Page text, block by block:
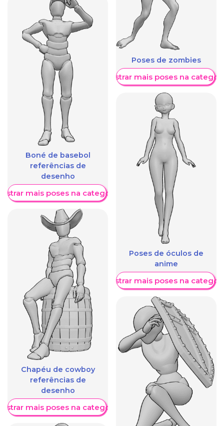
Boné de basebol
referências de
desenho
mais poses na categoria
Chapéu de cowboy
referências de
desenho
mais poses na categoria
Poses de zombies
Mostrar mais poses na
Poses de óculos de
anime
Mostrar mais poses na